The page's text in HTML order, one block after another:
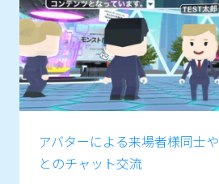
アバターによる来場者様同士や
とのチャット交流